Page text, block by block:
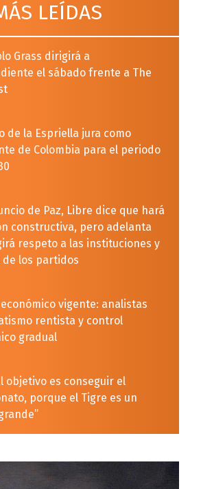
LEÍDAS
Grass dirigirá a
el sábado frente a The
de la Espriella jura como
de Colombia para el periodo
de Paz, Libre dice que hará
constructiva, pero adelanta
respeto a las instituciones y
de los partidos
vigente: analistas
rentista y control
gradual
objetivo es conseguir el
porque el Tigre es un